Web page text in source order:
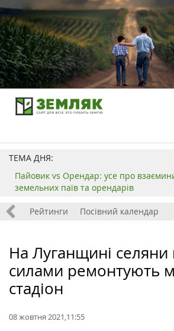
ТЕМА ДНЯ:
Пайовик vs Орендар: усе про
земельних паїв та орендарів
Рейтинги Посівний календар
На Луганщині
силами ремонтують
стадіон
08 жовтня 2021,11:55